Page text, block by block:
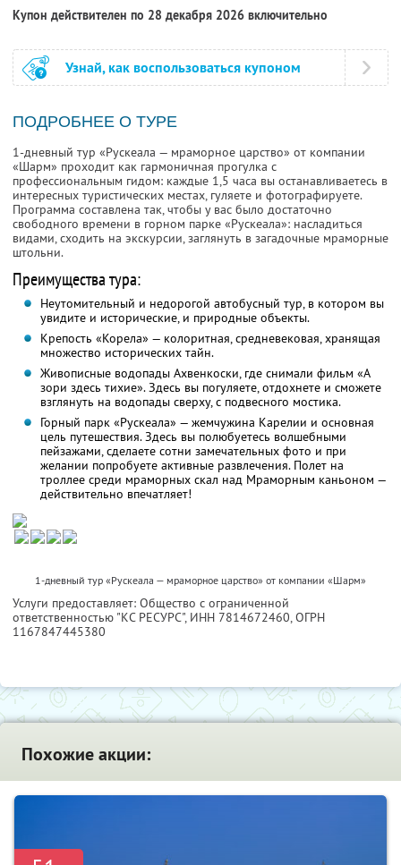
Купон действителен по 28 декабря 2026 включительно
Узнай, как воспользоваться купоном
ПОДРОБНЕЕ О ТУРЕ
1-дневный тур «Рускеала — мраморное царство» от компании
«Шарм» проходит как гармоничная прогулка с
профессиональным гидом: каждые 1,5 часа вы останавливаетесь в
интересных туристических местах, гуляете и фотографируете.
Программа составлена так, чтобы у вас было достаточно
свободного времени в горном парке «Рускеала»: насладиться
видами, сходить на экскурсии, заглянуть в загадочные мраморные
штольни.
Преимущества тура:
Неутомительный и недорогой автобусный тур, в котором вы
увидите и исторические, и природные объекты.
Крепость «Корела» — колоритная, средневековая, хранящая
множество исторических тайн.
Живописные водопады Ахвенкоски, где снимали фильм «А
зори здесь тихие». Здесь вы погуляете, отдохнете и сможете
взглянуть на водопады сверху, с подвесного мостика.
Горный парк «Рускеала» — жемчужина Карелии и основная
цель путешествия. Здесь вы полюбуетесь волшебными
пейзажами, сделаете сотни замечательных фото и при
желании попробуете активные развлечения. Полет на
троллее среди мраморных скал над Мраморным каньоном —
действительно впечатляет!
1-дневный тур «Рускеала — мраморное царство» от компании «Шарм»
Услуги предоставляет: Общество с ограниченной
ответственностью "КС РЕСУРС", ИНН 7814672460, ОГРН
1167847445380
Похожие акции: